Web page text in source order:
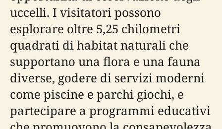
uccelli. I visitatori possono
esplorare oltre 5,25 chilometri
quadrati di habitat naturali che
supportano una flora e una fauna
diverse, godere di servizi moderni
come piscine e parchi giochi, e
partecipare a programmi educativi